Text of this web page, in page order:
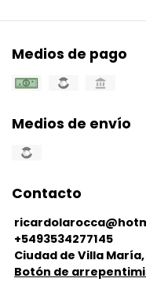
Medios de pago
Medios de envío
Contacto
+5493534277145
Ciudad de Villa
Botón de